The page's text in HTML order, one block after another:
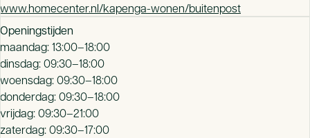
www.homecenter.nl/kapenga-wonen/buitenpost
Openingstijden
maandag: 13:00–18:00
dinsdag: 09:30–18:00
woensdag: 09:30–18:00
donderdag: 09:30–18:00
vrijdag: 09:30–21:00
zaterdag: 09:30–17:00